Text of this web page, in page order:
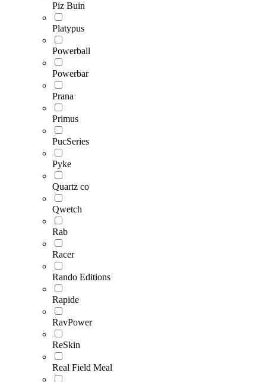
Piz Buin
Platypus
Powerball
Powerbar
Prana
Primus
PucSeries
Pyke
Quartz co
Qwetch
Rab
Racer
Rando Editions
Rapide
RavPower
ReSkin
Real Field Meal